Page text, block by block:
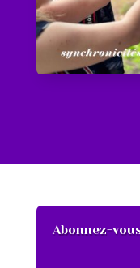
Abonnez-